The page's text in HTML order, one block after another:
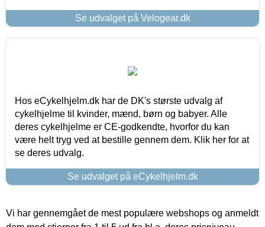
Se udvalget på Velogear.dk
Hos eCykelhjelm.dk har de DK's største udvalg af
cykelhjelme til kvinder, mænd, børn og babyer. Alle
deres cykelhjelme er CE-godkendte, hvorfor du kan
være helt tryg ved at bestille gennem dem. Klik her for at
se deres udvalg.
Se udvalget på eCykelhjelm.dk
Vi har gennemgået de mest populære webshops og anmeldt